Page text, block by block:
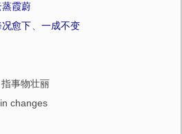
蒸霞蔚
况愈下
一成不变
指事物壮丽
changes